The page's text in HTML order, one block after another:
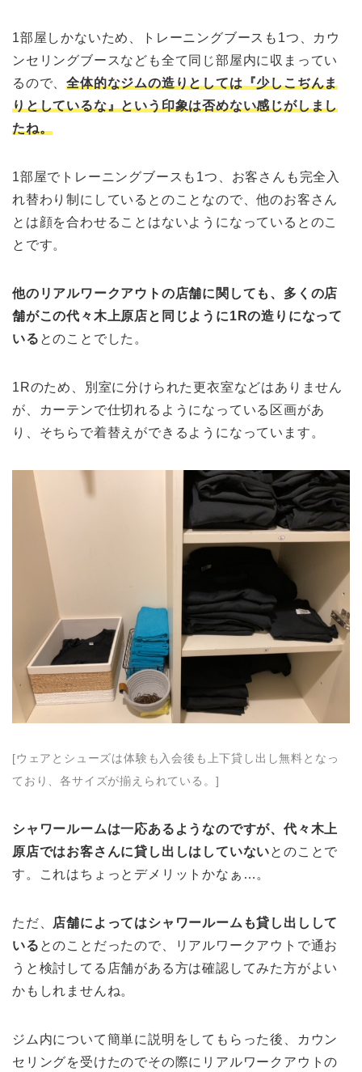
1部屋しかないため、トレーニングブースも1つ、カウ
ンセリングブースなども全て同じ部屋内に収まってい
るので、全体的なジムの造りとしては『少しこぢんま
りとしているな』という印象は否めない感じがしまし
たね。
1部屋でトレーニングブースも1つ、お客さんも完全入
れ替わり制にしているとのことなので、他のお客さん
とは顔を合わせることはないようになっているとのこ
とです。
他のリアルワークアウトの店舗に関しても、多くの店
舗がこの代々木上原店と同じように1Rの造りになって
いる とのことでした。
1Rのため、別室に分けられた更衣室などはありません
が、カーテンで仕切れるようになっている区画があ
り、そちらで着替えができるようになっています。
[ウェアとシューズは体験も入会後も上下貸し出し無料となっ
ており、各サイズが揃えられている。]
シャワールームは一応あるようなのですが、代々木上
原店ではお客さんに貸し出しはしていないとのことで
す。これはちょっとデメリットかなぁ…。
ただ、 店舗によってはシャワールームも貸し出しして
いる とのことだったので、リアルワークアウトで通お
うと検討してる店舗がある方は確認してみた方がよい
かもしれませんね。
ジム内について簡単に説明をしてもらった後、カウン
セリングを受けたのでその際にリアルワークアウトの